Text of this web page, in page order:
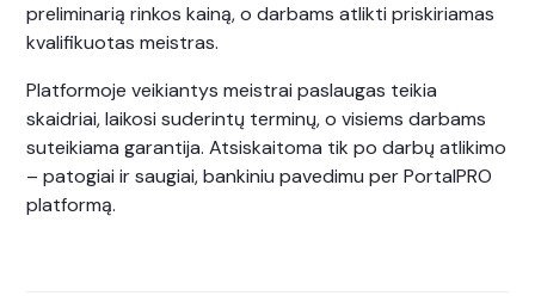
preliminarią rinkos kainą, o darbams atlikti priskiriamas
kvalifikuotas meistras.
Platformoje veikiantys meistrai paslaugas teikia
skaidriai, laikosi suderintų terminų, o visiems darbams
suteikiama garantija. Atsiskaitoma tik po darbų atlikimo
– patogiai ir saugiai, bankiniu pavedimu per PortalPRO
platformą.